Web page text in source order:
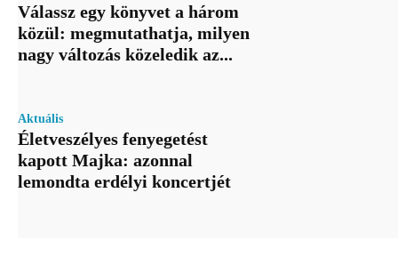
Válassz egy könyvet a három
közül: megmutathatja, milyen
nagy változás közeledik az...
Aktuális
Életveszélyes fenyegetést
kapott Majka: azonnal
lemondta erdélyi koncertjét